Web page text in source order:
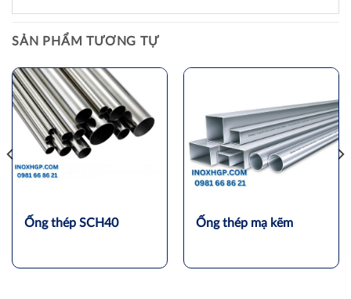
SẢN PHẨM TƯƠNG TỰ
Ống thép SCH40 Ống thép mạ kẽm